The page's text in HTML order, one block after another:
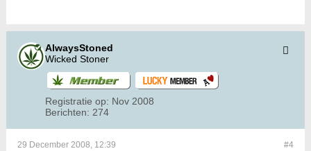
AlwaysStoned
Wicked Stoner
Registratie op: Nov 2008
Berichten: 274
#4
29 December 2008, 12:39